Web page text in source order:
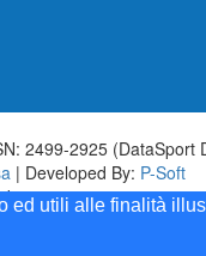
utili alle finalità
2499-2925 (DataSport
| Developed By: P-Soft
iscrizione